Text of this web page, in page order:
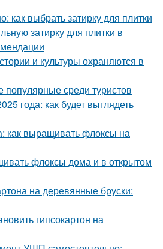
как выбрать затирку для плитки
затирку для плитки в
и культуры охраняются в
популярные среди туристов
года: как будет выглядеть
как выращивать флоксы на
флоксы дома и в открытом
на деревянные бруски:
гипсокартон на